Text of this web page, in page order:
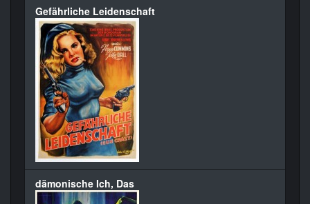
Gefährliche Leidenschaft
dämonische Ich, Das